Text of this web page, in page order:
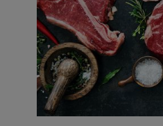
Cien
Formil
Freeway
Milbona
La qualité mérite une place sur le
Nutri-Score